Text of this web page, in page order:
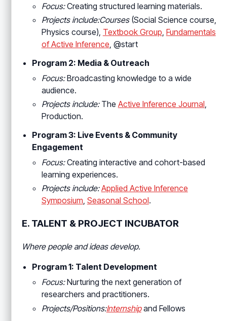
Focus:Creating structured learning materials.
Projects include:Courses(Social Science course,
Physics course), Textbook Group Fundamentals
of Active Inference , @start
Program 2: Media & Outreach
Focus:Broadcasting knowledge to a wide
audience.
Projects include:The Active Inference Journal,
Production.
Program 3: Live Events & Community
Engagement
Focus:Creating interactive and cohort-based
learning experiences.
Projects include: Applied Active Inference
Symposium, Seasonal School.
E. TALENT & PROJECT INCUBATOR
Where people and ideas develop.
Program 1: Talent Development
Focus:Nurturing the next generation of
researchers and practitioners.
Projects/Positions:Internshipand Fellows